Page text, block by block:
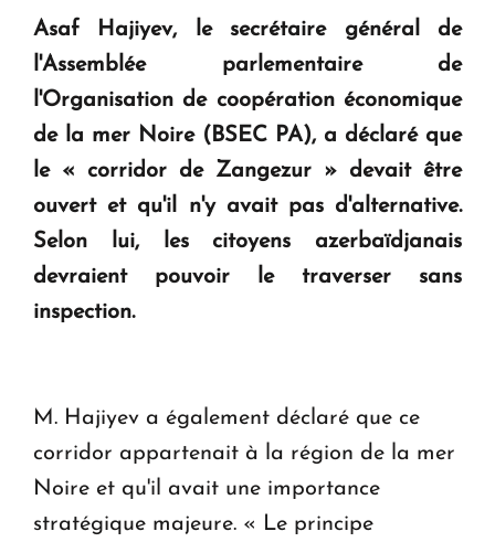
KASA : 30 ans d'audace, de résilience et d'avenir
en Arménie
Le premier hôtel Hyatt Regency d'Arménie
ouvrira ses portes à Dilijan
Asaf Hajiyev, le secrétaire général de
l'Assemblée parlementaire de
l'Organisation de coopération économique
de la mer Noire (BSEC PA), a déclaré que
le « corridor de Zangezur » devait être
ouvert et qu'il n'y avait pas d'alternative.
Selon lui, les citoyens azerbaïdjanais
devraient pouvoir le traverser sans
inspection.
M. Hajiyev a également déclaré que ce
corridor appartenait à la région de la mer
Noire et qu'il avait une importance
stratégique majeure. « Le principe